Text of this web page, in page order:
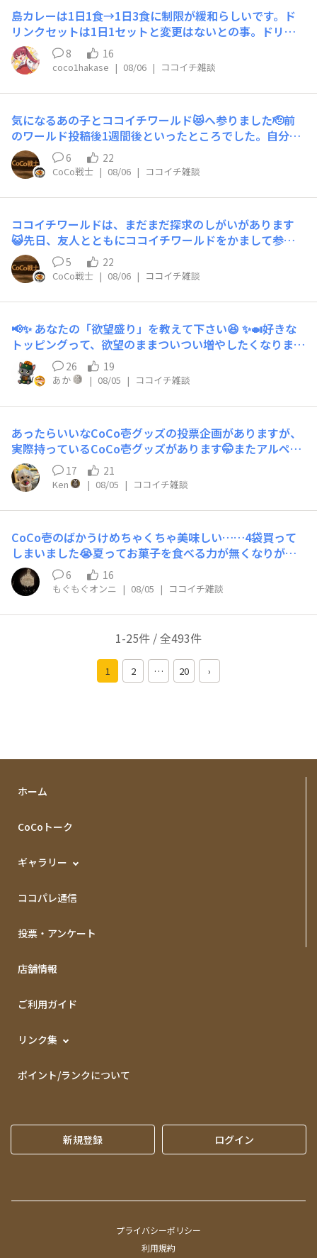
ークがおすすめです🍛トッピング選びも重要☺️👍おすすめ
は、旨みの強いトッピング‼️🧀 チーズ🐷 豚しゃぶ🥚 半熟
たまご特に一番のおすすめは旨辛にんにく 😆🧄辛さを旨
みに変えてくれるように感じられて、後半になるほど甘み
りおすすめしません😅💦衣に辛いルーが染み込むので、口
の中に辛さが長く残りやすいです‼️そして飲み物は、やっ
ぱりラッシー🥛✨辛さと優しい甘みが良く合う最後の相棒
です😆あくまで私個人の感想・攻略法です。辛さの感じ方
には個人差がありますので、無理のない範囲で楽しんでく
ださいね😊
島カレーは1日1食→1日3食に制限が緩和らしいです。ド
リンクセットは1日1セットと変更はないとの事。ドリン
クの方を緩和して欲しかった…でもドリンク緩和したらと
んでもないことになってしまいますよね。小言でした。
8 16
coco1hakase | 08/06 | ココイチ雑談
気になるあの子とココイチワールド😻​へ参りました🫡前
のワールド投稿後1週間後といったところでした。自分に
とって安心感のある空間で過ごすことができ、非常に楽し
き時間でした⏰キーマのオムライスも、ヨシ❗️
6 22
CoCo戦士 | 08/06 | ココイチ雑談
ココイチワールドは、まだまだ探求のしがいがあります
😺先日、​友人とともにココイチワールドをかまして参り
ました🍛ワールドは日本3店舗（東京、大阪、名古屋）と
把握しており、名古屋は両手でギリ数えられるほどの経
験、東京はこれにて2度目、大阪は行ったことが無いな
え、制覇したいところであります。添付はハッシュドビー
トッピングは初でしたが、素晴らしき満足度👏👏👏通常C
oCoのパリパリと違ったりするのでしょうか？恥ずかしな
がら自分はあまりわからなかった、、、クリームコロッケ
に関しましては、以前に訪問した際に試しましたがビジュ
であります🦀ワールドの勉強はまだまだこれからです🌏
5 22
CoCo戦士 | 08/06 | ココイチ雑談
📢✨ あなたの「欲望盛り」を教えて下さい😆 ✨🍛好きな
トッピングって、欲望のままついつい増やしたくなりませ
んか🤤私はやっちゃいました😆‼️🐟フィッシュフライ4本
🤤🎶もう大満足😆✨ 好きなものを思い切り楽しめるの
も、ココイチの魅力ですよね☺️🍛みなさんなら、どのトッ
ピングを「欲望盛り」しますか❓ぜひ教えて下さい😆✨
26 19
あか | 08/05 | ココイチ雑談
あったらいいなCoCo壱グッズの投票企画がありますが、
実際持っているCoCo壱グッズがあります🤭またアルペン
とコラボしないかなぁ🙌アルペン&CoCo壱のキャンプカ
レー（レトルト）、美味しかったのにもう販売しなくなっ
たんですね🥹コラボカレー皿を買い損なったので、残念で
仕方ありません😫
17 21
Ken | 08/05 | ココイチ雑談
CoCo壱のばかうけめちゃくちゃ美味しい……4袋買って
しまいました😭夏ってお菓子を食べる力が無くなりがち
な私なのですがとってもとっても手が進む美味しさでした
♡♡他にもいろいろコラボのものを食べてみたいなと思い
ます!!
6 16
もぐもぐオンニ | 08/05 | ココイチ雑談
1-25件 / 全493件
1 2 … 20 ›
ホーム
CoCoトーク
ギャラリー
ココパレ通信
投票・アンケート
店舗情報
ご利用ガイド
リンク集
ポイント/ランクについて
新規登録 ログイン
プライバシーポリシー
利用規約